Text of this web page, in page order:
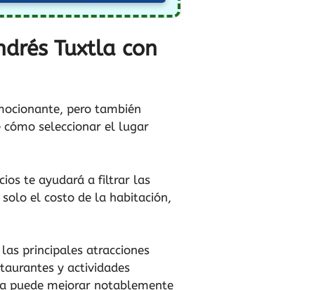
Tuxtla con
pero también
cómo seleccionar el lugar
te ayudará a filtrar las
el costo de la habitación,
principales atracciones
y actividades
puede mejorar notablemente